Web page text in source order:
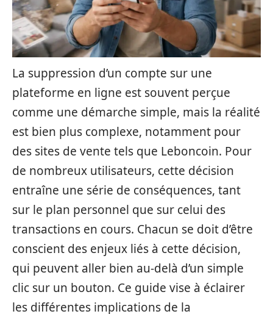
La suppression d’un compte sur une
plateforme en ligne est souvent perçue
comme une démarche simple, mais la réalité
est bien plus complexe, notamment pour
des sites de vente tels que Leboncoin. Pour
de nombreux utilisateurs, cette décision
entraîne une série de conséquences, tant
sur le plan personnel que sur celui des
transactions en cours. Chacun se doit d’être
conscient des enjeux liés à cette décision,
qui peuvent aller bien au-delà d’un simple
clic sur un bouton. Ce guide vise à éclairer
les différentes implications de la